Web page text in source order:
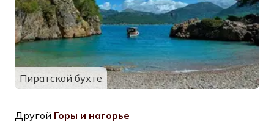
Пиратской бухте
Другой Горы и нагорье